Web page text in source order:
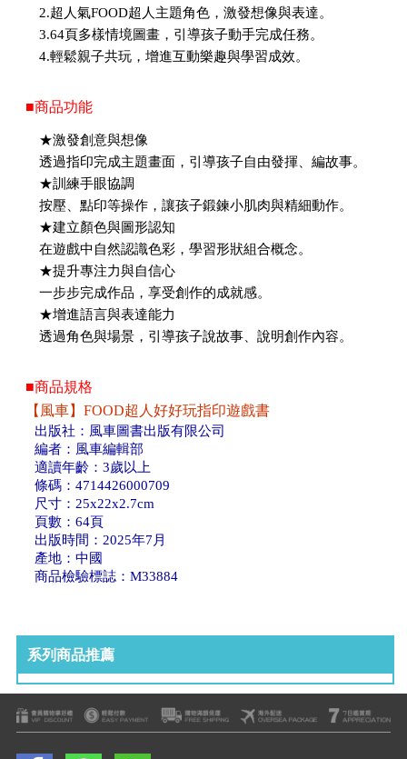
2.超人氣FOOD超人主題角色，激發想像與表達。
3.64頁多樣情境圖畫，引導孩子動手完成任務。
4.輕鬆親子共玩，增進互動樂趣與學習成效。
■商品功能
★激發創意與想像
透過指印完成主題畫面，引導孩子自由發揮、編故事。
★訓練手眼協調
按壓、點印等操作，讓孩子鍛鍊小肌肉與精細動作。
★建立顏色與圖形認知
在遊戲中自然認識色彩，學習形狀組合概念。
★提升專注力與自信心
一步步完成作品，享受創作的成就感。
★增進語言與表達能力
透過角色與場景，引導孩子說故事、說明創作內容。
■商品規格
【風車】FOOD超人好好玩指印遊戲書
出版社：風車圖書出版有限公司
編者：風車編輯部
適讀年齡：3歲以上
條碼：4714426000709
尺寸：25x22x2.7cm
頁數：64頁
出版時間：2025年7月
產地：中國
商品檢驗標誌：M33884
系列商品推薦